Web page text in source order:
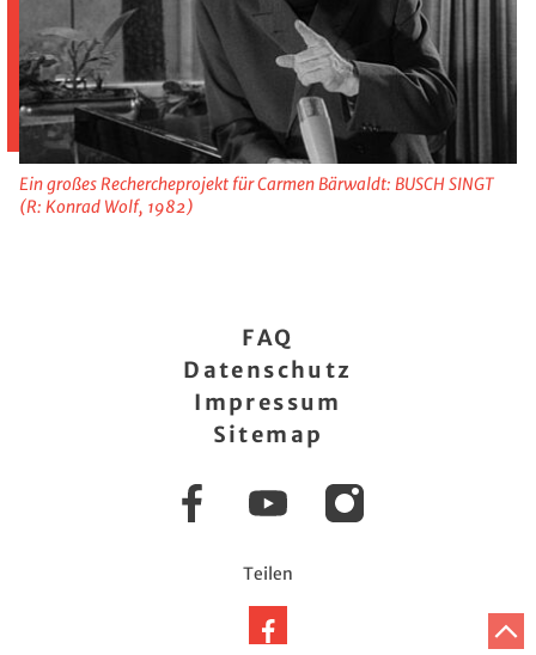
Ein großes Rechercheprojekt für Carmen Bärwaldt: BUSCH SINGT
(R: Konrad Wolf, 1982)
Teilen
Auf
FacebookYouTubeInstagram
FAQ
Datenschutz
Impressum
Sitemap